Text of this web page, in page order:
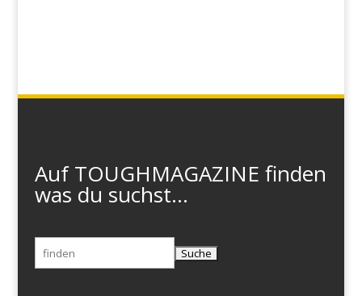
Auf TOUGHMAGAZINE finden
was du suchst...
Suchen
nach: